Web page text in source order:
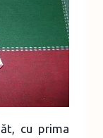
cu prima